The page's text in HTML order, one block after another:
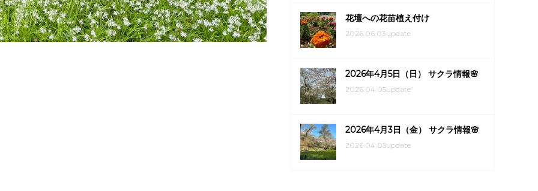
花壇への花苗植え付け
2026.06.03update
2026年4月5日（日） サクラ情報🌸
2026.04.05update
2026年4月3日（金） サクラ情報🌸
2026.04.05update